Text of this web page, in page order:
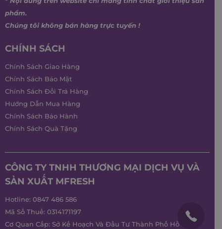
phẩm.
Chúng tôi không bán hàng trực tuyến !
CHÍNH SÁCH
Chính Sách Giao Hàng
Chính Sách Bảo Mật
Chính Sách Đổi Trả Hàng
Hướng Dẫn Mua Hàng
Chính Sách Bảo Hành
Chính Sách Quà Tặng
CÔNG TY TNHH THƯƠNG MẠI DỊCH VỤ VÀ
SẢN XUẤT MFRESH
Hotline: 0847 486 586
Mã Số Thuế: 0314171197
Cơ Quan Cấp: Sở Kế Hoạch Và Đầu Tư Thành Phố Hồ Chí